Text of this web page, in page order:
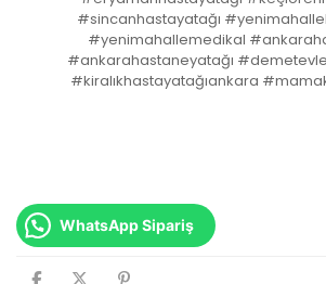
#sincanhastayatağı
#yenimahallemedikal
#ankarahastaneyatağı
#kiralıkhastayatağıankara
WhatsApp Sipariş